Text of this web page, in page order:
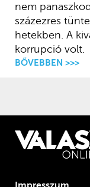
nem
százezres
hetekben. A
korrupció volt.
BŐVEBBEN >>>